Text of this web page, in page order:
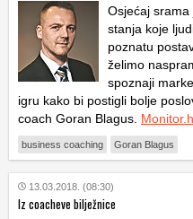
Osjećaj
stanja koje
poznatu
želimo
spoznaji
igru kako bi postigli bolje
coach Goran Blagus.
business coaching Goran Blagus
13.03.2018. (08:30)
Iz coacheve bilježnice